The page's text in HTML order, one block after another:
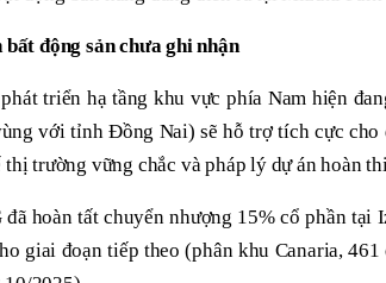
động sản chưa ghi nhận
triển hạ tầng khu vực phía Nam hiện
với tỉnh Đồng Nai) sẽ hỗ trợ tích cực cho
trường vững chắc và pháp lý dự án hoàn
hoàn tất chuyển nhượng 15% cổ phần tại
giai đoạn tiếp theo (phân khu Canaria, 461